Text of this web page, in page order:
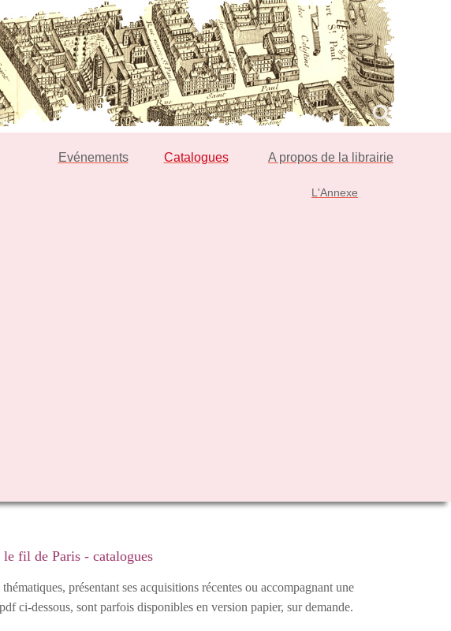
Evénements Catalogues A propos de la librairie
L'Annexe
fil de Paris - catalogues
présentant ses acquisitions récentes ou accompagnant une
ci-dessous, sont parfois disponibles en version papier, sur demande.